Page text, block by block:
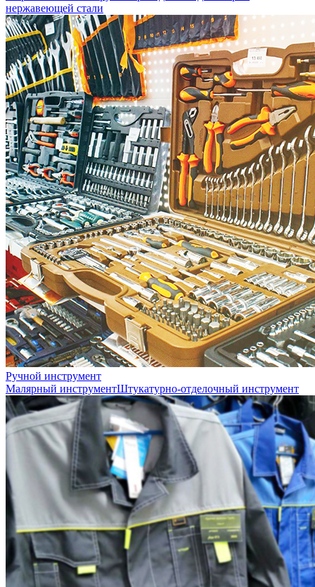
нержавеющей стали
Ручной инструмент
Малярный инструментШтукатурно-отделочный инструмент